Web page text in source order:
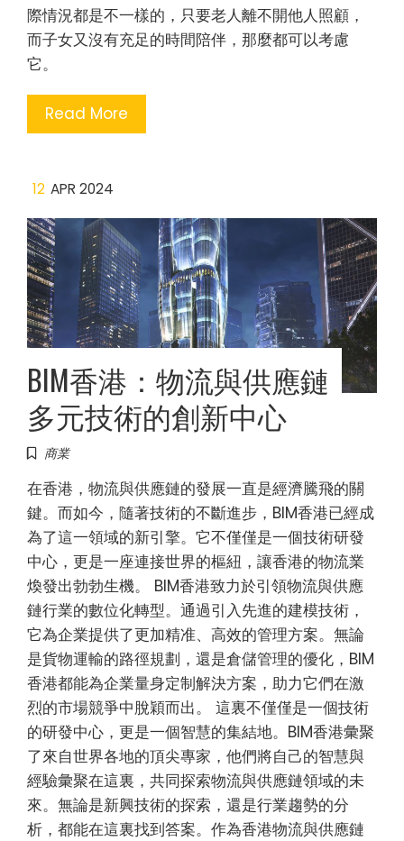
際情況都是不一樣的，只要老人離不開他人照顧，
而子女又沒有充足的時間陪伴，那麼都可以考慮
它。
Read More
12 APR 2024
BIM香港：物流與供應鏈
多元技術的創新中心
商業
在香港，物流與供應鏈的發展一直是經濟騰飛的關
鍵。而如今，隨著技術的不斷進步，BIM香港已經成
為了這一領域的新引擎。它不僅僅是一個技術研發
中心，更是一座連接世界的樞紐，讓香港的物流業
煥發出勃勃生機。 BIM香港致力於引領物流與供應
鏈行業的數位化轉型。通過引入先進的建模技術，
它為企業提供了更加精准、高效的管理方案。無論
是貨物運輸的路徑規劃，還是倉儲管理的優化，BIM
香港都能為企業量身定制解決方案，助力它們在激
烈的市場競爭中脫穎而出。 這裏不僅僅是一個技術
的研發中心，更是一個智慧的集結地。BIM香港彙聚
了來自世界各地的頂尖專家，他們將自己的智慧與
經驗彙聚在這裏，共同探索物流與供應鏈領域的未
來。無論是新興技術的探索，還是行業趨勢的分
析，都能在這裏找到答案。作為香港物流與供應鏈